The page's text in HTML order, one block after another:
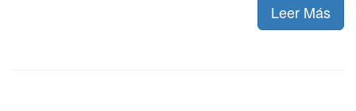
Leer Más